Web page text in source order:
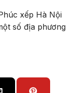
xếp Hà Nội
số địa phương